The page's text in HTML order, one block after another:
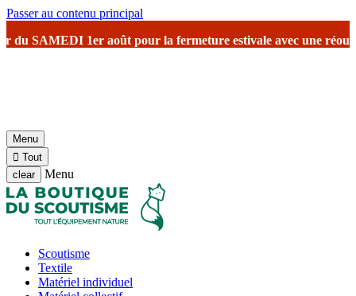
Passer au contenu principal
1er aoûtpour la fermeture estivaleavec une réouverture
Menu
 Tout
clear
Menu
Scoutisme
Textile
Matériel individuel